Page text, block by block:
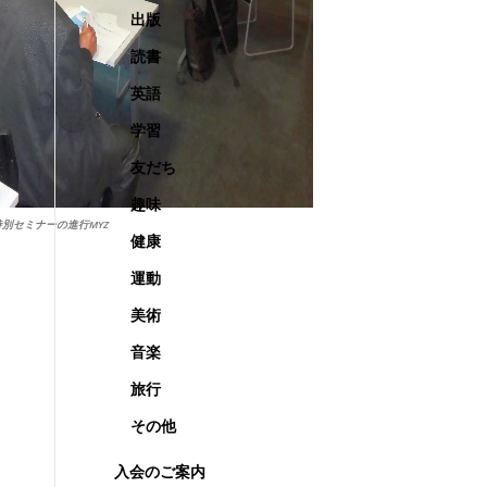
セミナーの進行MYZ
出版
読書
英語
学習
友だち
趣味
健康
運動
美術
音楽
旅行
その他
入会のご案内